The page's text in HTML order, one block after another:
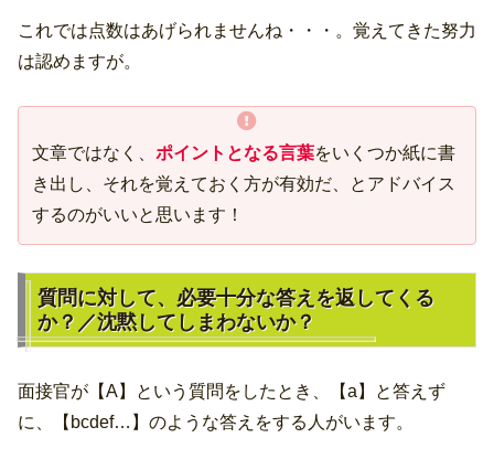
これでは点数はあげられませんね・・・。覚えてきた努力
は認めますが。
文章ではなく、 ポイントとなる言葉をいくつか紙に書
き出し、それを覚えておく方が有効だ、とアドバイス
するのがいいと思います！
質問に対して、必要十分な答えを返してくる
か？／沈黙してしまわないか？
面接官が【A】という質問をしたとき、【a】と答えず
に、【bcdef…】のような答えをする人がいます。